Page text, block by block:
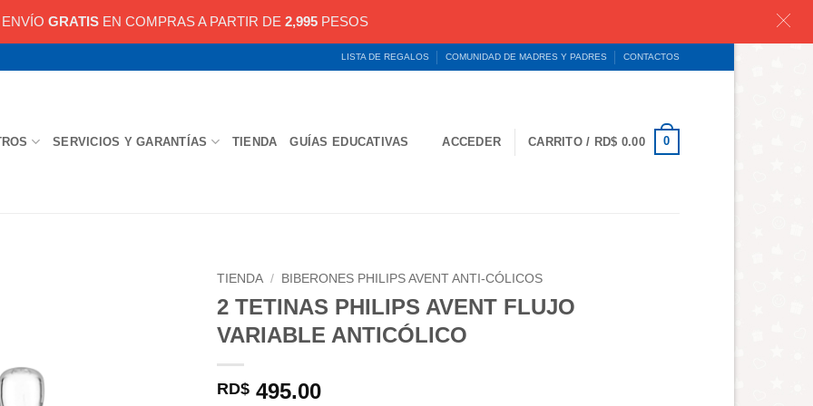
LISTA DE REGALOS COMUNIDAD DE MADRES Y PADRES CONTACTOS
SERVICIOS Y GARANTÍAS TIENDA GUÍAS EDUCATIVAS ACCEDER CARRITO / RD$ 0.00 0
TIENDA / BIBERONES PHILIPS AVENT ANTI-CÓLICOS
2 TETINAS PHILIPS AVENT FLUJO
VARIABLE ANTICÓLICO
RD$ 495.00
ENVÍO GRATIS EN COMPRAS A PARTIR DE 2,995 PESOS